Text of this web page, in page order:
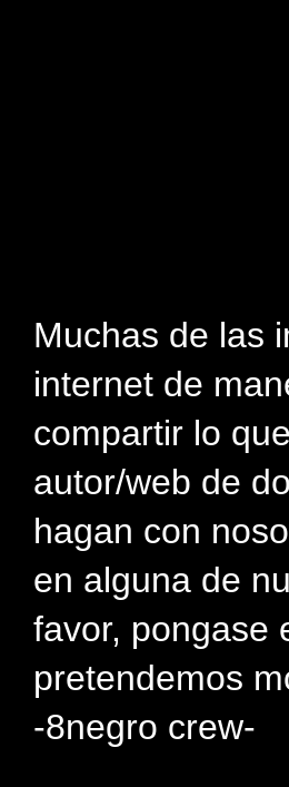
Muchas de las
internet de
compartir lo
autor/web de
hagan con
en alguna de
favor, pongase
pretendemos
-8negro crew-